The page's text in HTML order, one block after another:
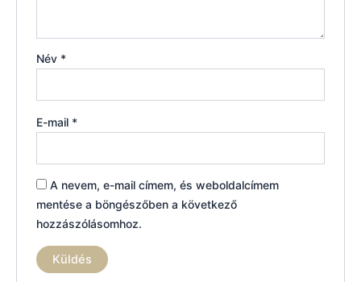
Név *
E-mail *
A nevem, e-mail címem, és weboldalcímem
mentése a böngészőben a következő
hozzászólásomhoz.